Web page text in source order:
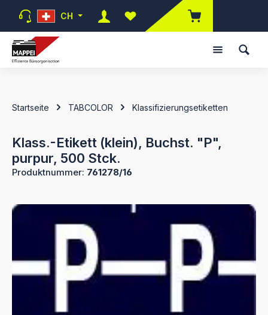
Zum Hauptinhalt springen
CH
Du hast 0 Produkte auf dem
Startseite TABCOLOR Klassifizierungsetiketten
Klass.-Etikett (klein), Buchst. "P",
purpur, 500 Stck.
Produktnummer: 761278/16
Bildergalerie überspringen